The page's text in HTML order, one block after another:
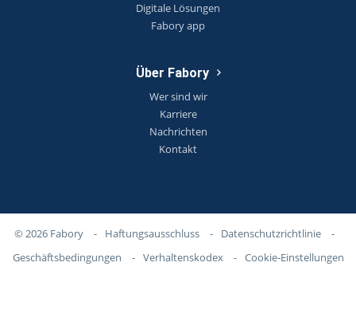
Digitale Lösungen
Fabory app
Über Fabory
Wer sind wir
Karriere
Nachrichten
Kontakt
© 2026 Fabory - Haftungsausschluss - Datenschutzrichtlinie
-
Geschäftsbedingungen
- Verhaltenskodex - Cookie-Einstellungen